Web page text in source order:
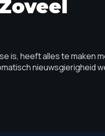
is, heeft alles te maken
nieuwsgierigheid